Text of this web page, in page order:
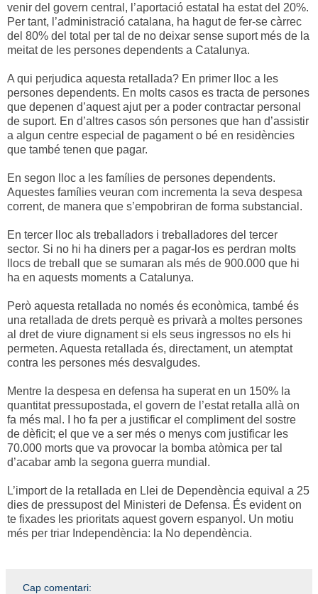
venir del govern central, l’aportació estatal ha estat del 20%.
Per tant, l’administració catalana, ha hagut de fer-se càrrec
del 80% del total per tal de no deixar sense suport més de la
meitat de les persones dependents a Catalunya.
A qui perjudica aquesta retallada? En primer lloc a les
persones dependents. En molts casos es tracta de persones
que depenen d’aquest ajut per a poder contractar personal
de suport. En d’altres casos són persones que han d’assistir
a algun centre especial de pagament o bé en residències
que també tenen que pagar.
En segon lloc a les famílies de persones dependents.
Aquestes famílies veuran com incrementa la seva despesa
corrent, de manera que s’empobriran de forma substancial.
En tercer lloc als treballadors i treballadores del tercer
sector. Si no hi ha diners per a pagar-los es perdran molts
llocs de treball que se sumaran als més de 900.000 que hi
ha en aquests moments a Catalunya.
Però aquesta retallada no només és econòmica, també és
una retallada de drets perquè es privarà a moltes persones
al dret de viure dignament si els seus ingressos no els hi
permeten. Aquesta retallada és, directament, un atemptat
contra les persones més desvalgudes.
Mentre la despesa en defensa ha superat en un 150% la
quantitat pressupostada, el govern de l’estat retalla allà on
fa més mal. I ho fa per a justificar el compliment del sostre
de dèficit; el que ve a ser més o menys com justificar les
70.000 morts que va provocar la bomba atòmica per tal
d’acabar amb la segona guerra mundial.
L’import de la retallada en Llei de Dependència equival a 25
dies de pressupost del Ministeri de Defensa. És evident on
te fixades les prioritats aquest govern espanyol. Un motiu
més per triar Independència: la No dependència.
Cap comentari: